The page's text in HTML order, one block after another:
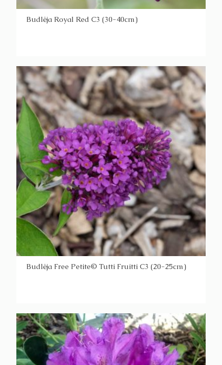
Budlėja Royal Red C3 (30-40cm)
Budlėja Free Petite© Tutti Fruitti C3 (20-25cm)